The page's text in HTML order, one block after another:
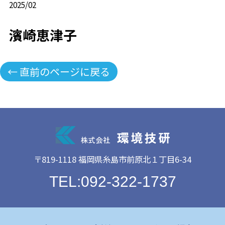
2025/02
濱崎恵津子
← 直前のページに戻る
〒819-1118 福岡県糸島市前原北１丁目6-34
TEL:092-322-1737